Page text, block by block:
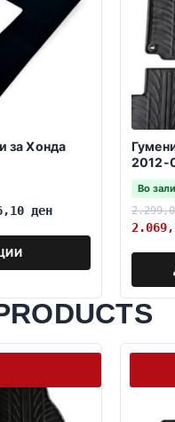
за Хонда
ден
2012-
Во